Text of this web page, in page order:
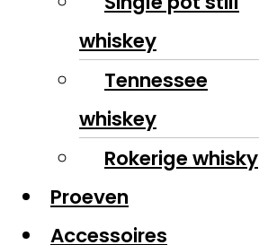
whiskey
Tennessee
whiskey
Rokerige whisky
Proeven
Accessoires